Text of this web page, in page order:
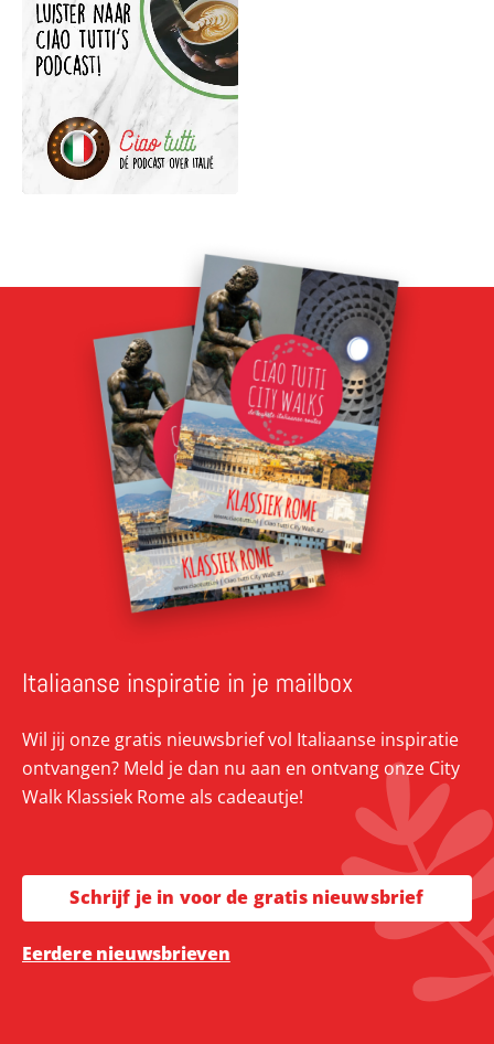
Italiaanse inspiratie in je mailbox
Wil jij onze gratis nieuwsbrief vol Italiaanse inspiratie
ontvangen? Meld je dan nu aan en ontvang onze City
Walk Klassiek Rome als cadeautje!
Schrijf je in voor de gratis nieuwsbrief
Eerdere nieuwsbrieven